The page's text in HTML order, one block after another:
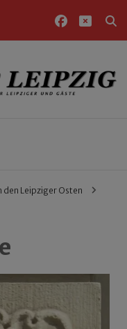
und Gäste
den Leipziger Osten